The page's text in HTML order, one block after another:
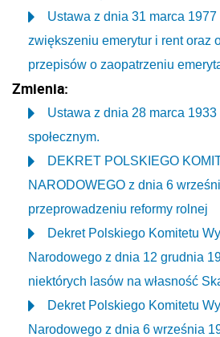
Ustawa z dnia 31 marca 1977
zwiększeniu emerytur i rent oraz
przepisów o zaopatrzeniu
Zmienia:
Ustawa z dnia 28 marca
społecznym.
DEKRET POLSKIEGO
NARODOWEGO z dnia 6
przeprowadzeniu reformy rolnej
Dekret Polskiego Komitetu
Narodowego z dnia 12 grudnia
niektórych lasów na własność
Dekret Polskiego Komitetu
Narodowego z dnia 6 września